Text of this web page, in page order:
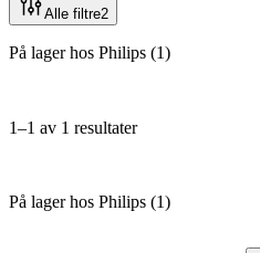
Alle filtre2
På lager hos Philips (1)
1–1 av 1 resultater
På lager hos Philips (1)